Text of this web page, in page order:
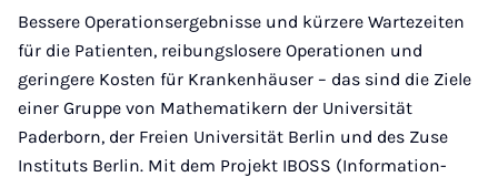
Mail
Bessere Operationsergebnisse und kürzere Wartezeiten
für die Patienten, reibungslosere Operationen und
geringere Kosten für Krankenhäuser – das sind die Ziele
einer Gruppe von Mathematikern der Universität
Paderborn, der Freien Universität Berlin und des Zuse
Instituts Berlin. Mit dem Projekt IBOSS (Information-